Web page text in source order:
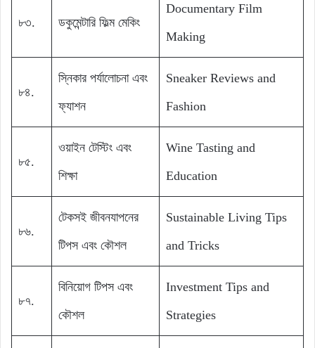
৮৩. ডকুমেন্টারি ফিল্ম মেকিং
Documentary Film
Making
৮৪.
স্নিকার পর্যালোচনা এবং
ফ্যাশন
Sneaker Reviews and
Fashion
৮৫.
ওয়াইন টেস্টিং এবং
শিক্ষা
Wine Tasting and
Education
৮৬.
টেকসই জীবনযাপনের
টিপস এবং কৌশল
Sustainable Living Tips
and Tricks
৮৭.
বিনিয়োগ টিপস এবং
কৌশল
Investment Tips and
Strategies